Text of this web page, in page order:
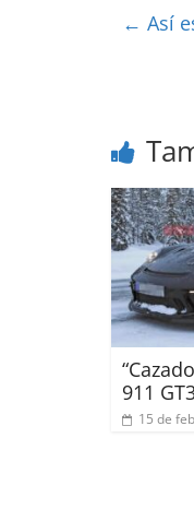
← Así
911
15 de